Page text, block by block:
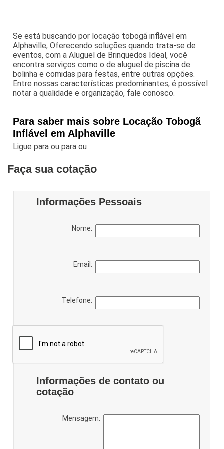
Se está buscando por locação tobogã inflável em
Alphaville, Oferecendo soluções quando trata-se de
eventos, com a Aluguel de Brinquedos Ideal, você
encontra serviços como o de aluguel de piscina de
bolinha e comidas para festas, entre outras opções.
Entre nossas características predominantes, é possível
notar a qualidade e organização, fale conosco.
Para saber mais sobre Locação Tobogã
Inflável em Alphaville
Ligue paraou paraou
Faça sua cotação
Informações Pessoais
Nome:
Email:
Telefone:
Informações de contato ou
cotação
Mensagem: